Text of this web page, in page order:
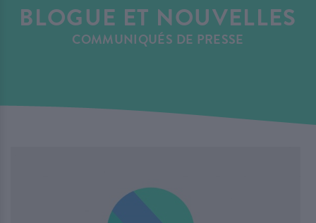
BLOGUE ET NOUVELLES
COMMUNIQUÉS DE PRESSE